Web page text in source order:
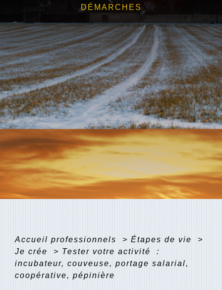
DÉMARCHES
Accueil professionnels > Étapes de vie
>
Je crée
> Tester votre activité :
incubateur, couveuse, portage salarial,
coopérative, pépinière